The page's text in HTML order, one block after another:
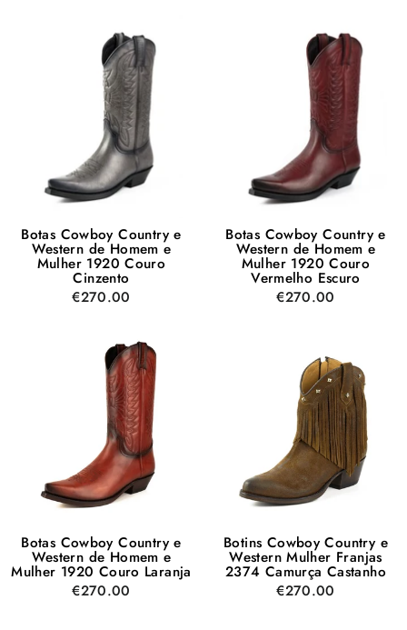
Botas Cowboy Country e
Western de Homem e
Mulher 1920 Couro
Cinzento
€270.00
Botas Cowboy Country e
Western de Homem e
Mulher 1920 Couro
Vermelho Escuro
€270.00
Botas Cowboy Country e
Western de Homem e
Mulher 1920 Couro Laranja
€270.00
Botins Cowboy Country e
Western Mulher Franjas
2374 Camurça Castanho
€270.00